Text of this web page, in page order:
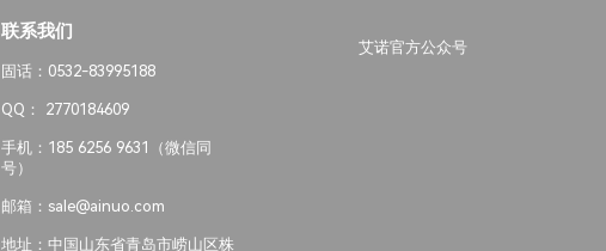
联系我们
固话：0532-83995188
QQ： 2770184609
手机：185 6256 9631（微信同
号）
邮箱：sale@ainuo.com
地址：中国山东省青岛市崂山区株
艾诺官方公众号